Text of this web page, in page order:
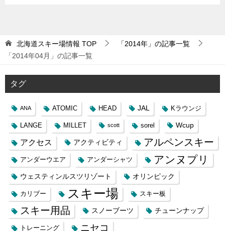
北海道スキー場情報 TOP
「2014年」の記事一覧
「2014年04月」の記事一覧
タグ
ANA ATOMIC HEAD JAL Kラウンジ
LANGE MILLET scott sorel Wcup
アクセス アクティビティ アルペンスキー
アンダーウエア アンダーシャツ アンヌプリ
ウェスティンルスツリゾート オリンピック
カリブー スキー場 スキー板
スキー用品 スノーブーツ チューンナップ
トレーニング ニセコ